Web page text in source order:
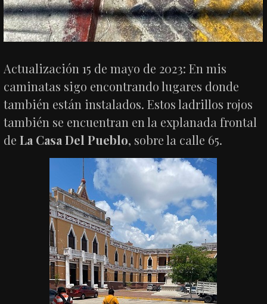
Actualización 15 de mayo de 2023: En mis
caminatas sigo encontrando lugares donde
también están instalados. Estos ladrillos rojos
también se encuentran en la explanada frontal
deLa Casa Del Pueblo, sobre la calle 65.